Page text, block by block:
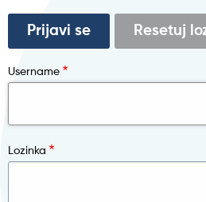
Primary
tabs
Prijavi se (aktivni
tab)
Resetuj
Username
Lozinka